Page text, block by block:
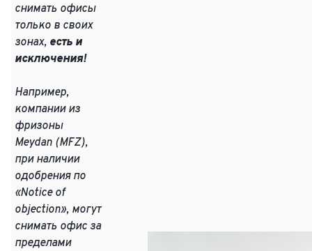
снимать офисы
только в своих
зонах, есть и
исключения!
Например,
компании из
фризоны
Meydan (MFZ),
при наличии
одобрения по
«Notice of
objection», могут
снимать офис за
пределами